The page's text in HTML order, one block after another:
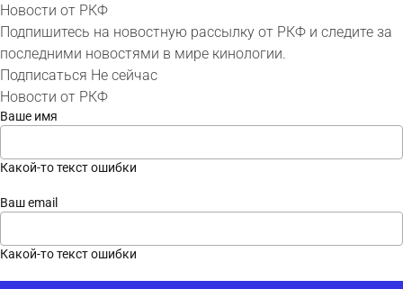
Новости от РКФ
Подпишитесь на новостную рассылку от РКФ и следите за
последними новостями в мире кинологии.
Подписаться Не сейчас
Новости от РКФ
Ваше имя
Какой-то текст ошибки
Ваш email
Какой-то текст ошибки